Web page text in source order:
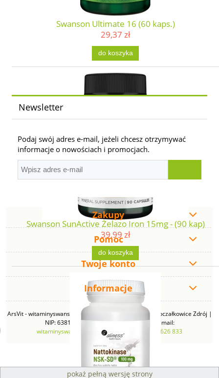
Swanson Ultimate 16 (60 kaps.)
29,37 zł
do koszyka
Swanson SunActive Żelazo Iron 15mg - (90 kap)
39,99 zł
do koszyka
Newsletter
Podaj swój adres e-mail, jeżeli chcesz otrzymywać
informacje o nowościach i promocjach.
Zakupy
Pomoc
Twoje konto
Informacje
ArsVit - witaminyswanson.pl | ul. Zimowa 49B, 43-230 Goczałkowice Zdrój |
NIP: 6381219140 | REGON: 276280385 | Email:
witaminyswanson@gmail.com
| Telefon: 665 626 833
pokaż pełną wersję strony